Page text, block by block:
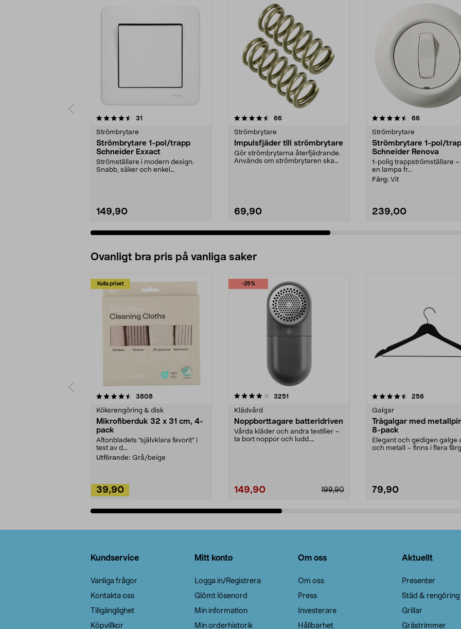
31
Strömbrytare
Strömbrytare 1-pol/trapp
Schneider Exxact
Strömställare i modern design.
Snabb, säker och enkel
149,90
4.5 av 5 stjärnor 66recensioner
Strömbrytare
Impulsfjäder till strömbrytare
Gör strömbrytarna återfjädrande.
Används om strömbrytaren ska
69,90
4.5 av 5 stjärnor 66recensioner
Strömbrytare
Strömbrytare 1-pol/
Schneider Renova
1-polig trappströmställare –
en lampa fr...
Färg: Vit
239,00
4.5 av 5 stjärnor
Ovanligt bra pris på vanliga saker
Kolla priset
3808recensioner
Köksrengöring & disk
Mikrofiberduk 32 x 31 cm, 4-
pack
Aftonbladets "självklara favorit” i
test av d...
Utförande: Grå/beige
39,90
-25%
4.0av 5 stjärnor 3251
Klädvård
Noppborttagare batteridriven
Vårda kläder och andra textilier –
ta bort noppor och ludd.
199,90
149,90
4.5av 5 stjärnor 256recensioner
Galgar
Trägalgar med
8-pack
Elegant och gedigen galge
och metall – finns i flera
79,90
4.0av 5 stjärnor
Kundservice
Vanliga frågor
Kontakta oss
Tillgänglighet
Köpvillkor
Mitt konto
Logga in/Registrera
Glömt lösenord
Min information
Min orderhistorik
Om oss
Om oss
Press
Investerare
Hållbarhet
Aktuellt
Presenter
Städ & rengöring
Grillar
Grästrimmer